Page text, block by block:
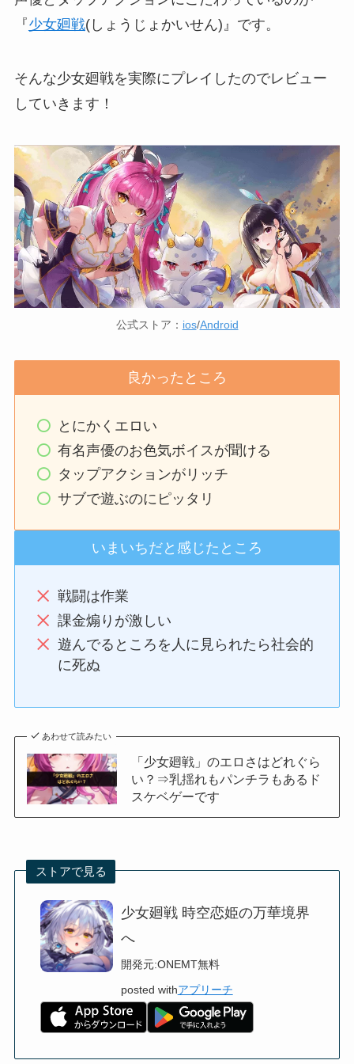
『少女廻戦(しょうじょかいせん)』です。
そんな少女廻戦を実際にプレイしたのでレビュー
していきます！
公式ストア： ios/Android
良かったところ
とにかくエロい
有名声優のお色気ボイスが聞ける
タップアクションがリッチ
サブで遊ぶのにピッタリ
いまいちだと感じたところ
戦闘は作業
課金煽りが激しい
遊んでるところを人に見られたら社会的
に死ぬ
あわせて読みたい
「少女廻戦」のエロさはどれぐら
い？⇒乳揺れもパンチラもあるド
スケベゲーです
ストアで見る
少女廻戦 時空恋姫の万華境界
へ
開発元:ONEMT無料
posted withアプリーチ